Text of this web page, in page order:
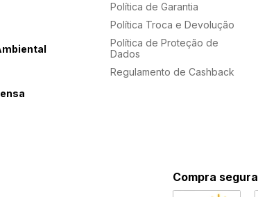
Política de Garantia
Política Troca e Devolução
Política de Proteção de
Dados
Regulamento de Cashback
Compra segura